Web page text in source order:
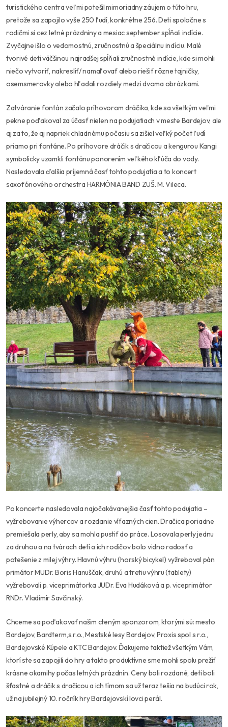
turistického centra veľmi potešil mimoriadny záujem o túto hru,
pretože sa zapojilo vyše 250 ľudí, konkrétne 256. Deti spoločne s
rodičmi si cez letné prázdniny a mesiac september spĺňali indície.
Zvyčajne išlo o vedomostnú, zručnostnú a špeciálnu indíciu. Malé
tvorivé deti väčšinou najradšej spĺňali zručnostné indície, kde si mohli
niečo vytvoriť, nakresliť/ namaľovať alebo riešiť rôzne tajničky,
osemsmerovky alebo hľadali rozdiely medzi dvoma obrázkami.
Zatváranie fontán začalo príhovorom dráčika, kde sa všetkým veľmi
pekne poďakoval za účasť nielen na podujatiach v meste Bardejov, ale
aj za to, že aj napriek chladnému počasiu sa zišiel veľký počet ľudí
priamo pri fontáne. Po príhovore dráčik s dračicou a kengurou Kangi
symbolicky uzamkli fontánu ponorením veľkého kľúča do vody.
Nasledovala ďalšia príjemná časť tohto podujatia a to koncert
saxofónového orchestra HARMÓNIA BAND ZUŠ. M. Vileca.
Po koncerte nasledovala najočakávanejšia časť tohto podujatia –
vyžrebovanie výhercov a rozdanie víťazných cien. Dračica poriadne
premiešala perly, aby sa mohla pustiť do práce. Losovala perly jednu
za druhou a na tvárach detí a ich rodičov bolo vidno radosť a
potešenie z milej výhry. Hlavnú výhru (horský bicykel) vyžreboval pán
primátor MUDr. Boris Hanuščak, druhú a tretiu výhru (tablety)
vyžrebovali p. viceprimátorka JUDr. Eva Hudáková a p. viceprimátor
RNDr. Vladimír Savčinský.
Chceme sa poďakovať našim cteným sponzorom, ktorými sú: mesto
Bardejov, Bardterm,s.r.o., Mestské lesy Bardejov, Proxis spol s r.o.,
Bardejovské Kúpele a KTC Bardejov. Ďakujeme taktiež všetkým Vám,
ktorí ste sa zapojili do hry a takto produktívne sme mohli spolu prežiť
krásne okamihy počas letných prázdnin. Ceny boli rozdané, deti boli
šťastné a dráčik s dračicou a ich tímom sa už teraz tešia na budúci rok,
už na jubilejný 10. ročník hry Bardejovskí lovci perál.